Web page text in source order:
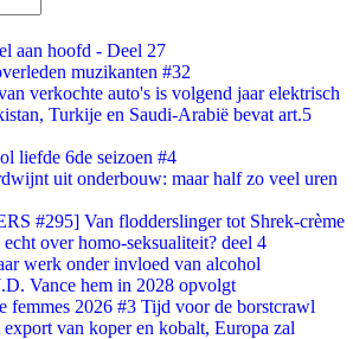
aan hoofd - Deel 27
muzikanten #32
verkochte auto's is volgend jaar elektrisch
Turkije en Saudi-Arabië bevat art.5
liefde 6de seizoen #4
uit onderbouw: maar half zo veel uren
#295] Van flodderslinger tot Shrek-crème
over homo-seksualiteit? deel 4
werk onder invloed van alcohol
Vance hem in 2028 opvolgt
femmes 2026 #3 Tijd voor de borstcrawl
van koper en kobalt, Europa zal